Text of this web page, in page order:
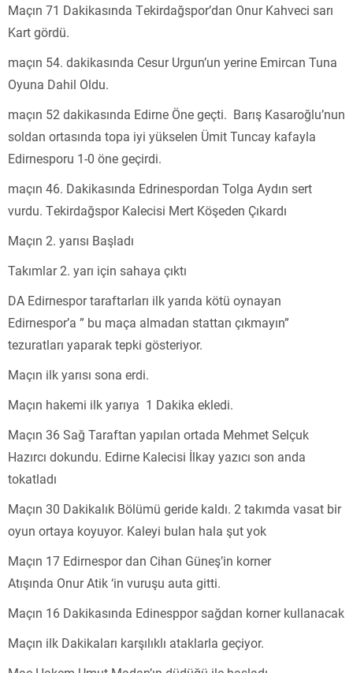
Maçın 71 Dakikasında Tekirdağspor’dan Onur Kahveci sarı
Kart gördü.
maçın 54. dakikasında Cesur Urgun’un yerine Emircan Tuna
Oyuna Dahil Oldu.
maçın 52 dakikasında Edirne Öne geçti. Barış Kasaroğlu’nun
soldan ortasında topa iyi yükselen Ümit Tuncay kafayla
Edirnesporu 1-0 öne geçirdi.
maçın 46. Dakikasında Edrinespordan Tolga Aydın sert
vurdu. Tekirdağspor Kalecisi Mert Köşeden Çıkardı
Maçın 2. yarısı Başladı
Takımlar 2. yarı için sahaya çıktı
DA Edirnespor taraftarları ilk yarıda kötü oynayan
Edirnespor’a ” bu maça almadan stattan çıkmayın”
tezuratları yaparak tepki gösteriyor.
Maçın ilk yarısı sona erdi.
Maçın hakemi ilk yarıya 1 Dakika ekledi.
Maçın 36 Sağ Taraftan yapılan ortada Mehmet Selçuk
Hazırcı dokundu. Edirne Kalecisi İlkay yazıcı son anda
tokatladı
Maçın 30 Dakikalık Bölümü geride kaldı. 2 takımda vasat bir
oyun ortaya koyuyor. Kaleyi bulan hala şut yok
Maçın 17 Edirnespor dan Cihan Güneş’in korner
Atışında Onur Atik ‘in vuruşu auta gitti.
Maçın 16 Dakikasında Edinesppor sağdan korner kullanacak
Maçın ilk Dakikaları karşılıklı ataklarla geçiyor.